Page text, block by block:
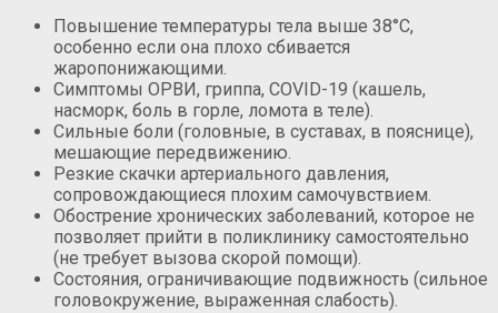
Повышение температуры тела выше 38°C,
особенно если она плохо сбивается
жаропонижающими.
Симптомы ОРВИ, гриппа, COVID-19 (кашель,
насморк, боль в горле, ломота в теле).
Сильные боли (головные, в суставах, в пояснице),
мешающие передвижению.
Резкие скачки артериального давления,
сопровождающиеся плохим самочувствием.
Обострение хронических заболеваний, которое не
позволяет прийти в поликлинику самостоятельно
(не требует вызова скорой помощи).
Состояния, ограничивающие подвижность (сильное
головокружение, выраженная слабость).